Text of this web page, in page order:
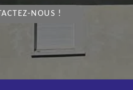
NOUS !